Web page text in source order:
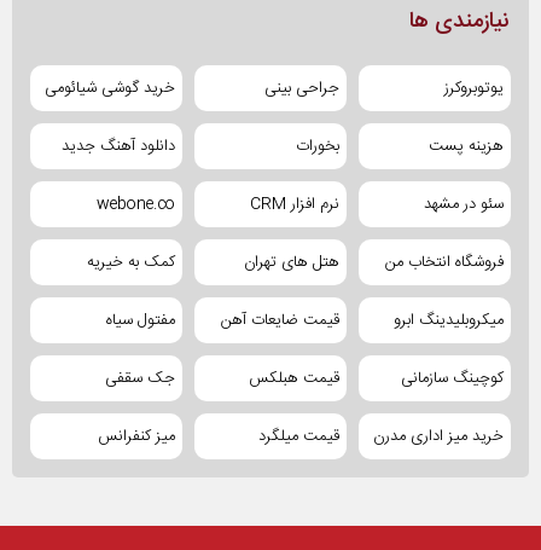
نیازمندی ها
یوتوبروکرز جراحی بینی خرید گوشی شیائومی
هزینه پست بخورات دانلود آهنگ جدید
سئو در مشهد نرم افزار CRM webone.co
فروشگاه انتخاب من هتل های تهران کمک به خیریه
میکروبلیدینگ ابرو قیمت ضایعات آهن مفتول سیاه
کوچینگ سازمانی قیمت هبلکس جک سقفی
خرید میز اداری مدرن قیمت میلگرد میز کنفرانس